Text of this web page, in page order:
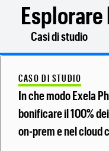
Casi di studio
CASO DI STUDIO
In che modo Exela
bonificare il 100%
on-prem e nel cloud